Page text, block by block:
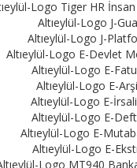
Logo Tiger HR
Altıeylül-Logo J-
Altıeylül-Logo J-
Altıeylül-Logo E-Devlet
Altıeylül-Logo E-
Altıeylül-Logo E-
Altıeylül-Logo E-
Altıeylül-Logo E-
Altıeylül-Logo E-
Altıeylül-Logo E-
Logo MT940